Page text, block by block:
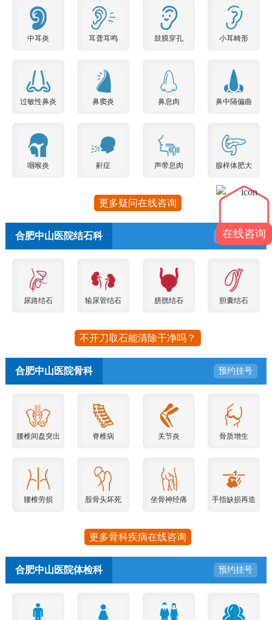
中耳炎 耳聋耳鸣 鼓膜穿孔 小耳畸形
过敏性鼻炎 鼻窦炎 鼻息肉 鼻中隔偏曲
咽喉炎 鼾症 声带息肉 腺样体肥大
更多疑问在线咨询
合肥中山医院结石科 预约挂号
尿路结石 输尿管结石 膀胱结石 胆囊结石
不开刀取石能清除干净吗？
合肥中山医院骨科 预约挂号
腰椎间盘突出 脊椎病 关节炎 骨质增生
腰椎劳损 股骨头坏死 坐骨神经痛 手指缺损再造
更多骨科疾病在线咨询
合肥中山医院体检科 预约挂号
在线咨询